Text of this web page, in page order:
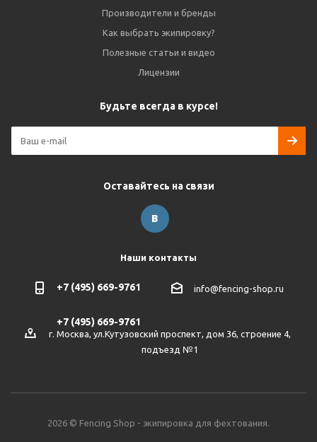
Производители и бренды
Как выбрать экипировку?
Полезные статьи и видео
Лицензии
Будьте всегда в курсе!
Оставайтесь на связи
Наши контакты
+7 (495) 669-9761
+7 (495) 669-9761
info@fencing-shop.ru
г. Москва, ул.Кутузовский проспект, дом 36, строение 4,
подъезд №1
2026 © Fencing Shop - экипировка для фехтования.